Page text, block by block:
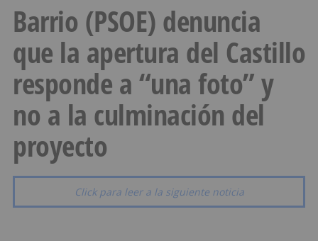
Barrio (PSOE) denuncia
que la apertura del Castillo
responde a “una foto” y
no a la culminación del
proyecto
Click para leer a la siguiente noticia